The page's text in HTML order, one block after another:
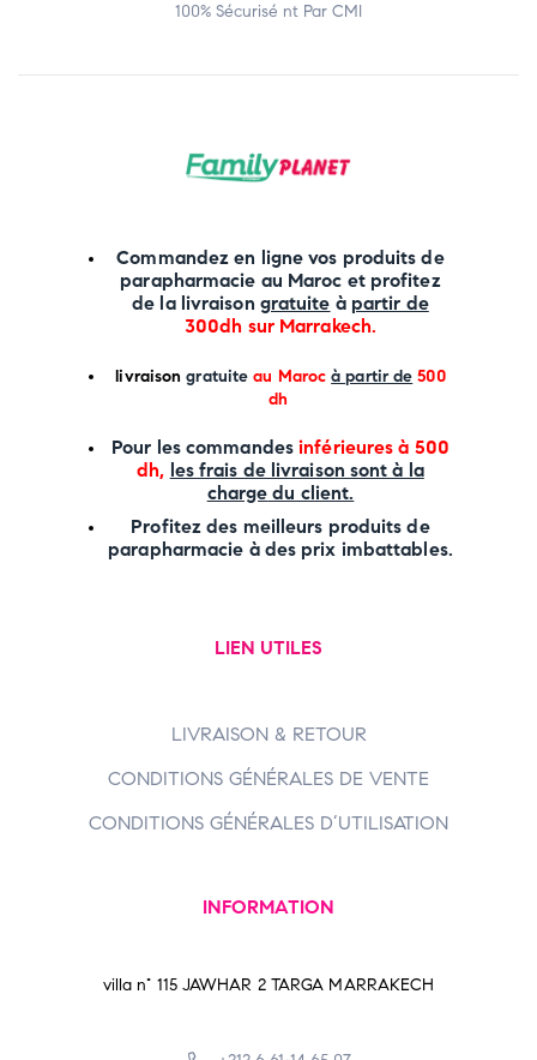
100% Sécurisé nt Par CMI
Commandez en ligne vos produits de
parapharmacie au Maroc et profitez
de la livraison gratuite à partir de
300dh sur Marrakech.
livraison gratuite au Maroc à partir de 500
dh
Pour les commandesinférieures à 500
dh, les frais de livraison sont à la
charge du client.
Profitez des meilleurs produits de
parapharmacie à des prix imbattables.
LIEN UTILES
LIVRAISON & RETOUR
CONDITIONS GÉNÉRALES DE VENTE
CONDITIONS GÉNÉRALES D’UTILISATION
INFORMATION
villa n° 115 JAWHAR 2 TARGA MARRAKECH